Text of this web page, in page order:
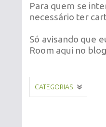
Para quem se
necessário ter
Só avisando que
Room aqui no
CATEGORIAS